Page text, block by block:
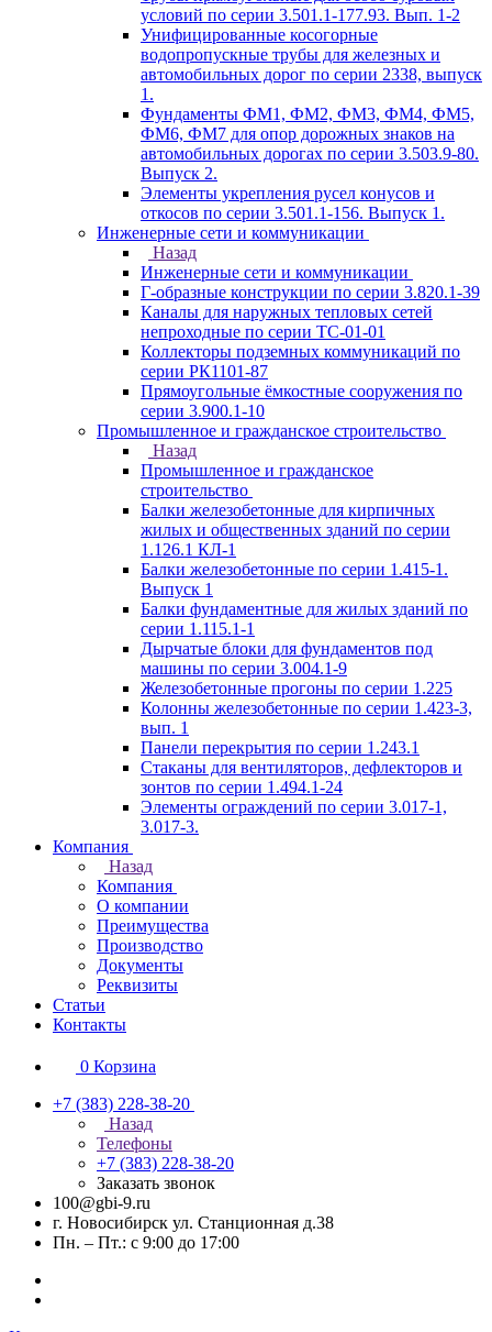
условий по серии 3.501.1-177.93. Вып. 1-2
Унифицированные косогорные
водопропускные трубы для железных и
автомобильных дорог по серии 2338, выпуск
1.
Фундаменты ФМ1, ФМ2, ФМ3, ФМ4, ФМ5,
ФМ6, ФМ7 для опор дорожных знаков на
автомобильных дорогах по серии 3.503.9-80.
Выпуск 2.
Элементы укрепления русел конусов и
откосов по серии 3.501.1-156. Выпуск 1.
Инженерные сети и коммуникации
Назад
Инженерные сети и коммуникации
Г-образные конструкции по серии 3.820.1-39
Каналы для наружных тепловых сетей
непроходные по серии ТС-01-01
Коллекторы подземных коммуникаций по
серии РК1101-87
Прямоугольные ёмкостные сооружения по
серии 3.900.1-10
Промышленное и гражданское строительство
Назад
Промышленное и гражданское
строительство
Балки железобетонные для кирпичных
жилых и общественных зданий по серии
1.126.1 КЛ-1
Балки железобетонные по серии 1.415-1.
Выпуск 1
Балки фундаментные для жилых зданий по
серии 1.115.1-1
Дырчатые блоки для фундаментов под
машины по серии 3.004.1-9
Железобетонные прогоны по серии 1.225
Колонны железобетонные по серии 1.423-3,
вып. 1
Панели перекрытия по серии 1.243.1
Стаканы для вентиляторов, дефлекторов и
зонтов по серии 1.494.1-24
Элементы ограждений по серии 3.017-1,
3.017-3.
Компания
Назад
Компания
О компании
Преимущества
Производство
Документы
Реквизиты
Статьи
Контакты
0 Корзина
+7 (383) 228-38-20
Назад
Телефоны
+7 (383) 228-38-20
Заказать звонок
100@gbi-9.ru
г. Новосибирск ул. Станционная д.38
Пн. – Пт.: с 9:00 до 17:00